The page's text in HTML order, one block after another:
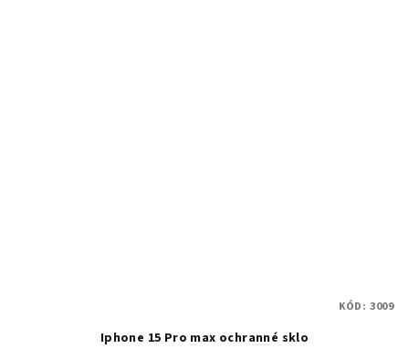
Iphone 15 Pro max ochranné sklo
KÓD: 3009